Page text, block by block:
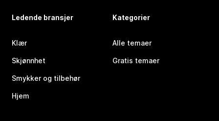
Ledende bransjer
Klær
Skjønnhet
Smykker og tilbehør
Hjem
Kategorier
Alle temaer
Gratis temaer